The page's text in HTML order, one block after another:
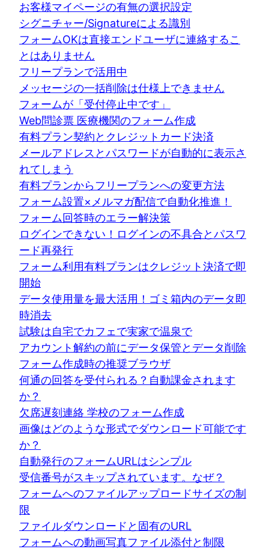
お客様マイページの有無の選択設定
シグニチャー/Signatureによる識別
フォームOKは直接エンドユーザに連絡するこ
とはありません
フリープランで活用中
メッセージの一括削除は仕様上できません
フォームが「受付停止中です」
Web問診票 医療機関のフォーム作成
有料プラン契約とクレジットカード決済
メールアドレスとパスワードが自動的に表示さ
れてしまう
有料プランからフリープランへの変更方法
フォーム設置×メルマガ配信で自動化推進！
フォーム回答時のエラー解決策
ログインできない！ログインの不具合とパスワ
ード再発行
フォーム利用有料プランはクレジット決済で即
開始
データ使用量を最大活用！ゴミ箱内のデータ即
時消去
試験は自宅でカフェで実家で温泉で
アカウント解約の前にデータ保管とデータ削除
フォーム作成時の推奨ブラウザ
何通の回答を受付られる？自動課金されます
か？
欠席遅刻連絡 学校のフォーム作成
画像はどのような形式でダウンロード可能です
か？
自動発行のフォームURLはシンプル
受信番号がスキップされています。なぜ？
フォームへのファイルアップロードサイズの制
限
ファイルダウンロードと固有のURL
フォームへの動画写真ファイル添付と制限